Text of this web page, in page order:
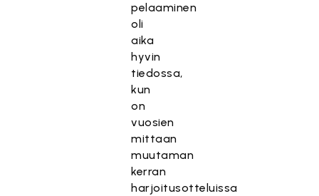
pelaaminen
oli
aika
hyvin
tiedossa,
kun
on
vuosien
mittaan
muutaman
kerran
harjoitusotteluissa